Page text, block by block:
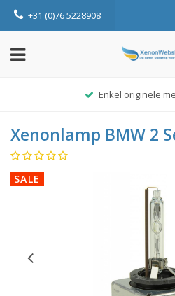
+31 (0)76 5228908
Enkel originele
Xenonlamp BMW 2
SALE